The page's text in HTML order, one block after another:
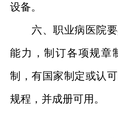
设备。
六、职业病医院
能力，制订各项规章
制，有国家制定或认
规程，并成册可用。